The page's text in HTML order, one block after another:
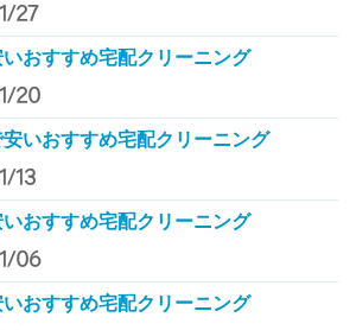
27
おすすめ宅配クリーニング
20
いおすすめ宅配クリーニング
13
おすすめ宅配クリーニング
06
おすすめ宅配クリーニング